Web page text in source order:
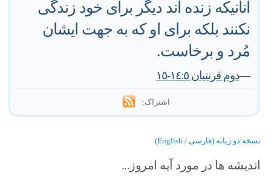
آنانيكه زنده اند ديگر براى خود زندگى
نكنند بلكه براى او كه به جهت ايشان
مُرد و برخاست.
—دوم قرنتيان ١٤:٥-١٥
اشتراک:
نسخه دو زبانه (فارسی / English)
اندیشه ها در مورد آیه امروز...